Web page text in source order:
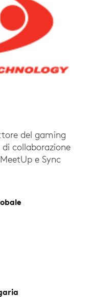
del gaming
collaborazione
e Sync